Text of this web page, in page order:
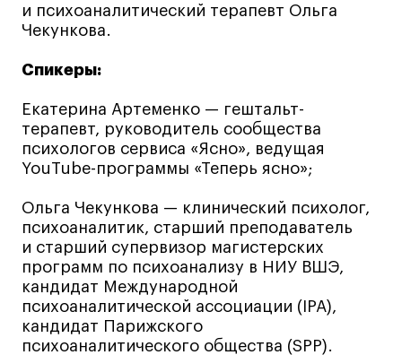
и психоаналитический терапевт Ольга
Чекункова.
Спикеры:
Екатерина Артеменко — гештальт-
терапевт, руководитель сообщества
психологов сервиса «Ясно», ведущая
YouTube-программы «Теперь ясно»;
Ольга Чекункова — клинический психолог,
психоаналитик, старший преподаватель
и старший супервизор магистерских
программ по психоанализу в НИУ ВШЭ,
кандидат Международной
психоаналитической ассоциации (IPA),
кандидат Парижского
психоаналитического общества (SPP).